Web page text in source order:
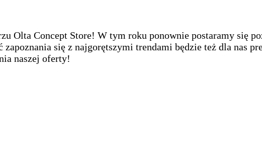
Olta Concept Store! W tym roku ponownie postaramy się
się z najgorętszymi trendami będzie też dla nas
naszej oferty!